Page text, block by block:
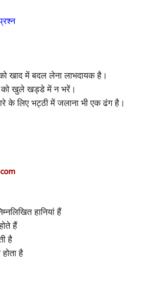
खाद में बदल लेना लाभदायक है।
खुले खड्डे में न भरें।
के लिए भट्ठी में जलाना भी एक ढंग है।
हानियां हैं
हैं
है
है